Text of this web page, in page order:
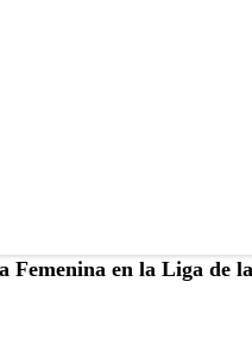
Femenina en la Liga de